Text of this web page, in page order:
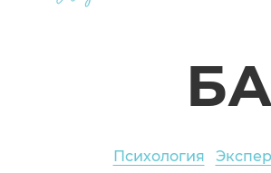
Психология